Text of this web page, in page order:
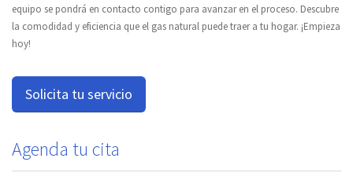
equipo se pondrá en contacto contigo para avanzar en el proceso. Descubre
la comodidad y eficiencia que el gas natural puede traer a tu hogar. ¡Empieza
hoy!
Solicita tu servicio
Agenda tu cita